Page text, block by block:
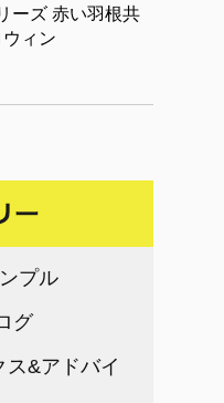
ーズ 赤い羽根共
ィン
プル
グ
ス&アドバイ